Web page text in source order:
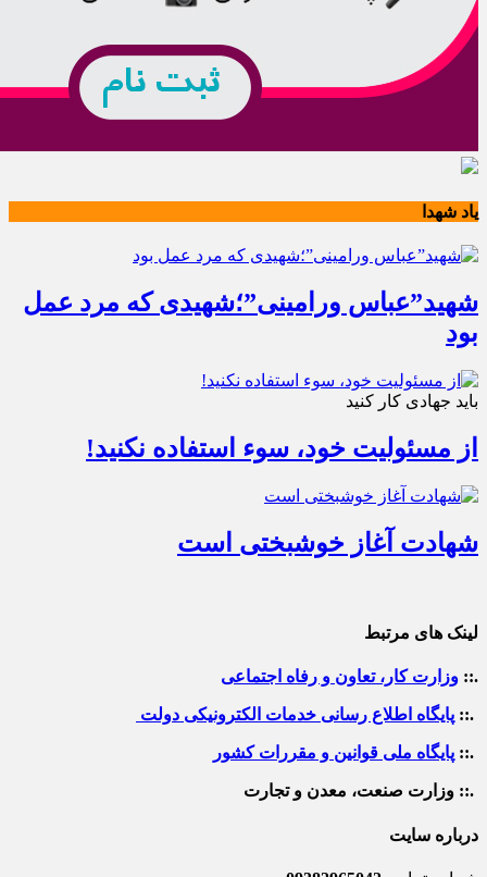
یاد شهدا
شهید”عباس ورامینی”؛شهیدی که مرد عمل
بود
باید جهادی کار کنید
از مسئولیت خود، سوء استفاده نکنید!
شهادت آغاز خوشبختی است
لینک های مرتبط
.:: وزارت کار، تعاون و رفاه اجتماعی
.:: پایگاه اطلاع رسانی خدمات الکترونیکی دولت
.:: پایگاه ملی قوانین و مقررات کشور
.:: وزارت صنعت، معدن و تجارت
درباره سایت